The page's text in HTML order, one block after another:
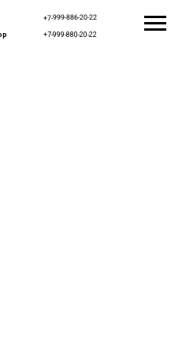
+7-999-880-20-22
+7-999-886-20-22